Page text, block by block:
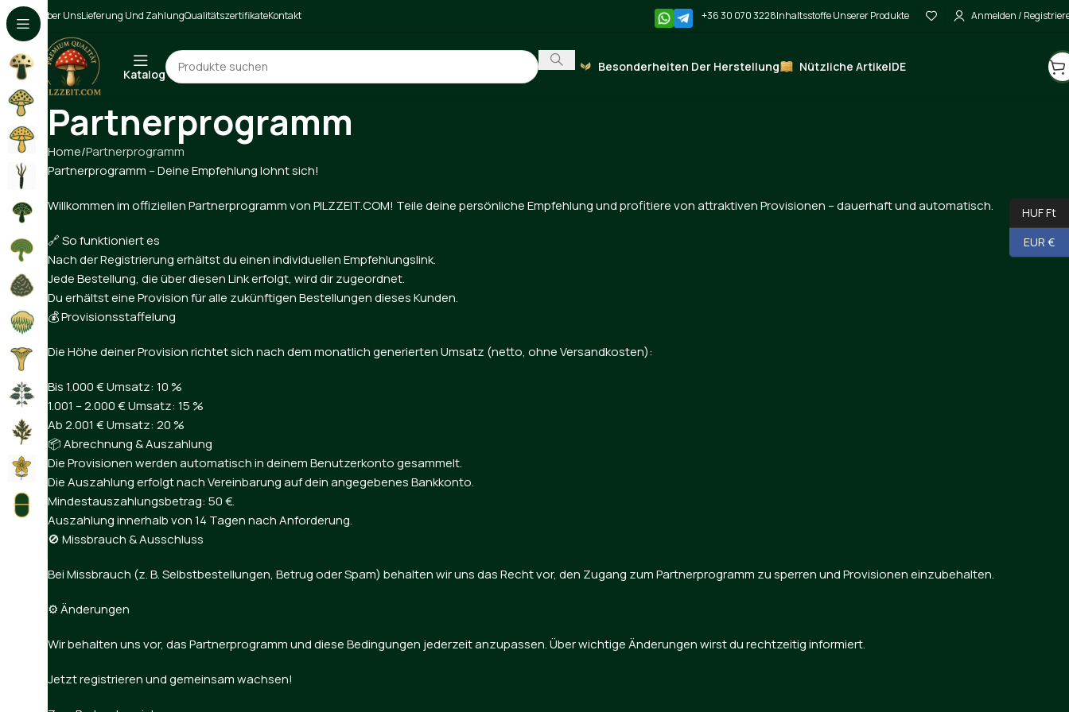
Über UnsLieferung Und ZahlungQualitätszertifikateKontakt +36 30 070 3228Inhaltsstoffe Unserer Produkte Anmelden /
Katalog
Besonderheiten Der Herstellung Nützliche ArtikelDE
Partnerprogramm
Home Partnerprogramm
Partnerprogramm – Deine Empfehlung lohnt sich!
Willkommen im offiziellen Partnerprogramm von PILZZEIT.COM! Teile deine persönliche Empfehlung und profitiere von attraktiven Provisionen – dauerhaft und automatisch.
🔗 So funktioniert es
Nach der Registrierung erhältst du einen individuellen Empfehlungslink.
Jede Bestellung, die über diesen Link erfolgt, wird dir zugeordnet.
Du erhältst eine Provision für alle zukünftigen Bestellungen dieses Kunden.
💰 Provisionsstaffelung
Die Höhe deiner Provision richtet sich nach dem monatlich generierten Umsatz (netto, ohne Versandkosten):
Bis 1.000 € Umsatz: 10 %
1.001 – 2.000 € Umsatz: 15 %
Ab 2.001 € Umsatz: 20 %
📦 Abrechnung & Auszahlung
Die Provisionen werden automatisch in deinem Benutzerkonto gesammelt.
Die Auszahlung erfolgt nach Vereinbarung auf dein angegebenes Bankkonto.
Mindestauszahlungsbetrag: 50 €.
Auszahlung innerhalb von 14 Tagen nach Anforderung.
🚫 Missbrauch & Ausschluss
Bei Missbrauch (z. B. Selbstbestellungen, Betrug oder Spam) behalten wir uns das Recht vor, den Zugang zum Partnerprogramm zu sperren und Provisionen einzubehalten.
⚙️ Änderungen
Wir behalten uns vor, das Partnerprogramm und diese Bedingungen jederzeit anzupassen. Über wichtige Änderungen wirst du rechtzeitig informiert.
Jetzt registrieren und gemeinsam wachsen!
HUF Ft
EUR €